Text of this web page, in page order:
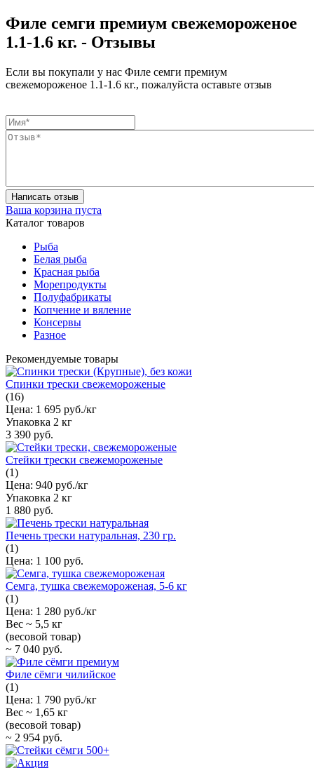
Филе семги премиум свежемороженое
1.1-1.6 кг. - Отзывы
Если вы покупали у нас Филе семги премиум
свежемороженое 1.1-1.6 кг., пожалуйста оставьте отзыв
Написать отзыв
Ваша корзина пуста
Каталог товаров
Рыба
Белая рыба
Красная рыба
Морепродукты
Полуфабрикаты
Копчение и вяление
Консервы
Разное
Рекомендуемые товары
Спинки трески свежемороженые
(16)
Цена: 1 695 руб./кг
Упаковка 2 кг
3 390 руб.
Стейки трески свежемороженые
(1)
Цена: 940 руб./кг
Упаковка 2 кг
1 880 руб.
Печень трески натуральная, 230 гр.
(1)
Цена: 1 100 руб.
Семга, тушка свежемороженая, 5-6 кг
(1)
Цена: 1 280 руб./кг
Вес ~ 5,5 кг
(весовой товар)
~ 7 040 руб.
Филе сёмги чилийское
(1)
Цена: 1 790 руб./кг
Вес ~ 1,65 кг
(весовой товар)
~ 2 954 руб.